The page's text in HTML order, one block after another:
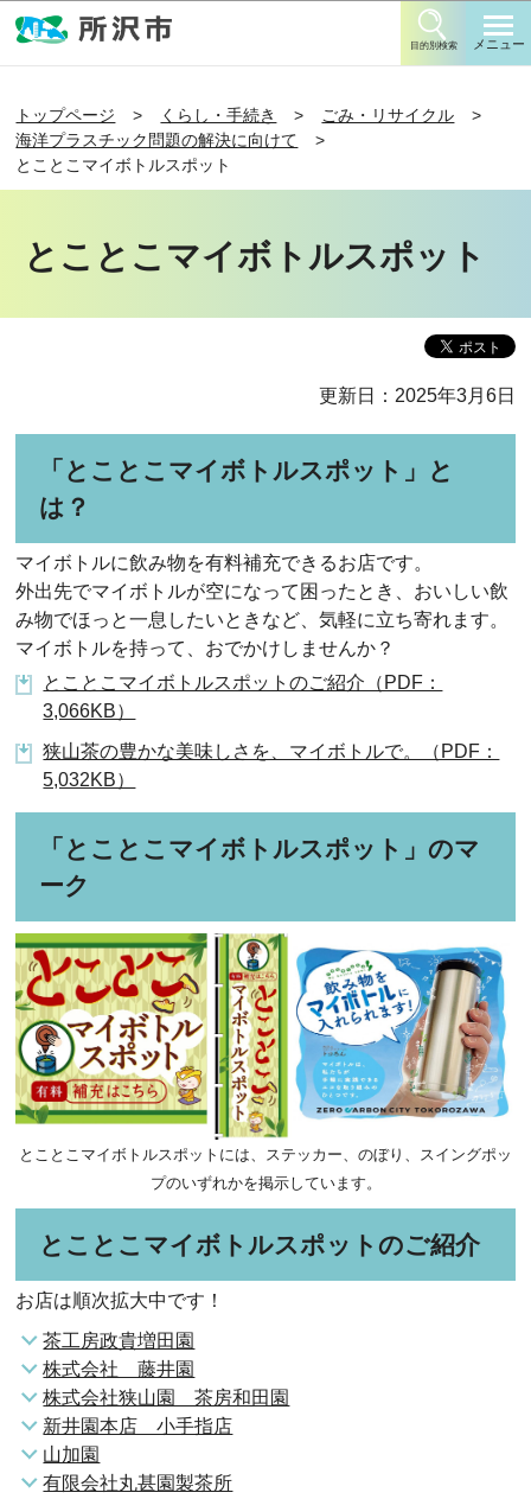
目的別検索 メニュー
トップページ くらし・手続き
ごみ・リサイクル
海洋プラスチック問題の解決に向けて
とことこマイボトルスポット
とことこマイボトルスポット
更新日：2025年3月6日
「とことこマイボトルスポット」と
は？
マイボトルに飲み物を有料補充できるお店です。
外出先でマイボトルが空になって困ったとき、おいしい飲
み物でほっと一息したいときなど、気軽に立ち寄れます。
マイボトルを持って、おでかけしませんか？
とことこマイボトルスポットのご紹介（PDF：
3,066KB）
狭山茶の豊かな美味しさを、マイボトルで。（PDF：
5,032KB）
「とことこマイボトルスポット」のマ
ーク
とことこマイボトルスポットには、ステッカー、のぼり、スイングポッ
プのいずれかを掲示しています。
とことこマイボトルスポットのご紹介
お店は順次拡大中です！
茶工房政貴増田園
株式会社 藤井園
株式会社狭山園 茶房和田園
新井園本店 小手指店
山加園
有限会社丸甚園製茶所